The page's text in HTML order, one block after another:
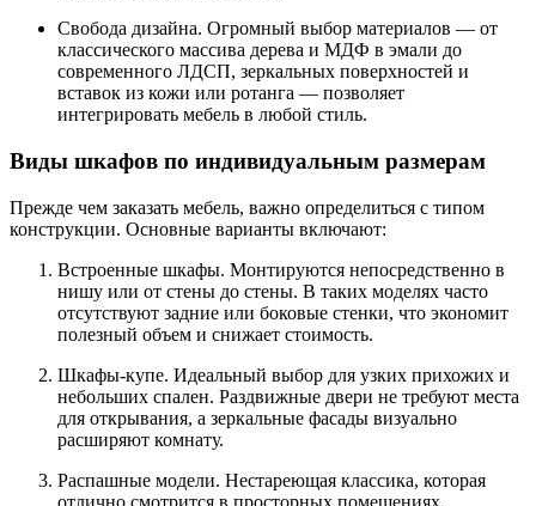
Свобода дизайна. Огромный выбор материалов — от
классического массива дерева и МДФ в эмали до
современного ЛДСП, зеркальных поверхностей и
вставок из кожи или ротанга — позволяет
интегрировать мебель в любой стиль.
Виды шкафов по индивидуальным размерам
Прежде чем заказать мебель, важно определиться с типом
конструкции. Основные варианты включают:
Встроенные шкафы. Монтируются непосредственно в
нишу или от стены до стены. В таких моделях часто
отсутствуют задние или боковые стенки, что экономит
полезный объем и снижает стоимость.
Шкафы-купе. Идеальный выбор для узких прихожих и
небольших спален. Раздвижные двери не требуют места
для открывания, а зеркальные фасады визуально
расширяют комнату.
Распашные модели. Нестареющая классика, которая
отлично смотрится в просторных помещениях.